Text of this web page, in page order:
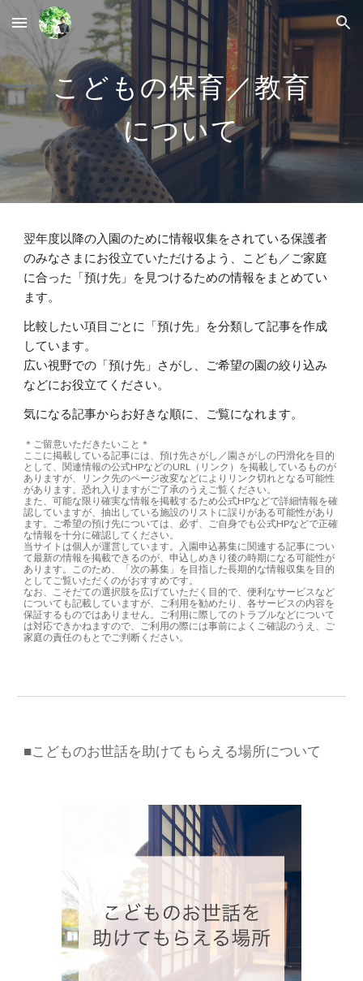
Skip to main content Skip to navigation
こ どもの保育／教育
について
翌年度以降の入園のために情報収集をされている保護者
のみなさまにお役立ていただけるよう、こども／ご家庭
に合った「預け先」を見つけるための情報をまとめてい
ます。
比較したい項目ごとに「預け先」を分類して記事を作成
しています。
広い視野での「預け先」さがし、ご希望の園の絞り込み
などにお役立てください。
気になる記事からお好きな順に ご覧になれます。
＊ご留意いただきたいこと＊
ここに掲載している記事には、預け先さがし／園さがしの円滑化を目的
として、関連情報の公式HPなどのURL（リンク）を掲載しているものが
ありますが、リンク先のページ改変などによりリンク切れとなる可能性
があります。恐れ入りますがご了承のうえご覧ください。
また、可能な限り確実な情報を掲載するため公式HPなどで詳細情報を確
認していますが、抽出している施設のリストに誤りがある可能性があり
ます。ご希望の預け先については、必ず、ご自身でも公式HPなどで正確
な情報を十分に確認してください。
当サイトは個人が運営しています。入園申込募集に関連する記事につい
て最新の情報を掲載できるのが、申込しめきり後の時期になる可能性が
あります。このため、「次の募集」を目指した長期的な情報収集を目的
としてご覧いただくのがおすすめです。
なお、こそだての選択肢を広げていただく目的で、便利なサービスなど
についても記載していますが、ご利用を勧めたり、各サービスの内容を
保証するものではありません。ご利用に際してのトラブルなどについて
は対応できかねますので、ご利用の際には事前によくご確認のうえ、 ご
家庭の責任のもとでご判断ください。
■こどものお世話を助けてもらえる場所について